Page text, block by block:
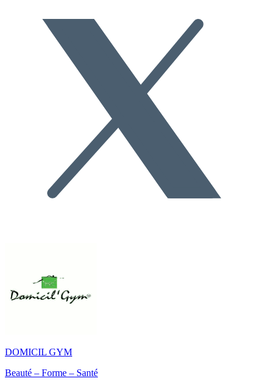
DOMICIL GYM
Beauté – Forme – Santé